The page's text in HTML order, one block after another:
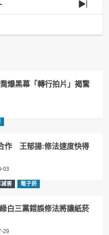
Next
爆黑幕「轉行拍片」揭驚
作 王郁揚:修法速度快得
03
害 電子菸
白三黨錯誤修法將讓紙菸
29